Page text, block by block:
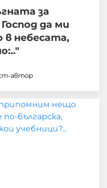
за
да ми
в небесата,
автор